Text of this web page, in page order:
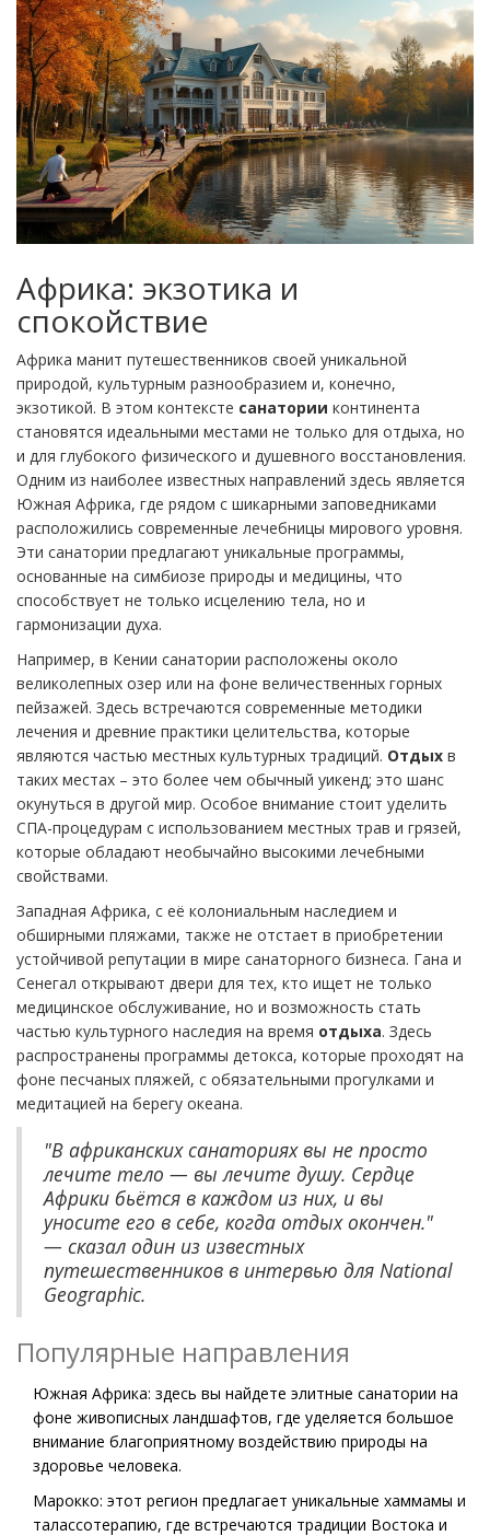
Африка: экзотика и
спокойствие
Африка манит путешественников своей уникальной
природой, культурным разнообразием и, конечно,
экзотикой. В этом контексте санатории континента
становятся идеальными местами не только для отдыха, но
и для глубокого физического и душевного восстановления.
Одним из наиболее известных направлений здесь является
Южная Африка, где рядом с шикарными заповедниками
расположились современные лечебницы мирового уровня.
Эти санатории предлагают уникальные программы,
основанные на симбиозе природы и медицины, что
способствует не только исцелению тела, но и
гармонизации духа.
Например, в Кении санатории расположены около
великолепных озер или на фоне величественных горных
пейзажей. Здесь встречаются современные методики
лечения и древние практики целительства, которые
являются частью местных культурных традиций. Отдых в
таких местах – это более чем обычный уикенд; это шанс
окунуться в другой мир. Особое внимание стоит уделить
СПА-процедурам с использованием местных трав и грязей,
которые обладают необычайно высокими лечебными
свойствами.
Западная Африка, с её колониальным наследием и
обширными пляжами, также не отстает в приобретении
устойчивой репутации в мире санаторного бизнеса. Гана и
Сенегал открывают двери для тех, кто ищет не только
медицинское обслуживание, но и возможность стать
частью культурного наследия на время отдыха. Здесь
распространены программы детокса, которые проходят на
фоне песчаных пляжей, с обязательными прогулками и
медитацией на берегу океана.
"В африканских санаториях вы не просто
лечите тело — вы лечите душу. Сердце
Африки бьётся в каждом из них, и вы
уносите его в себе, когда отдых окончен."
— сказал один из известных
путешественников в интервью для National
Geographic.
Популярные направления
Южная Африка: здесь вы найдете элитные санатории на
фоне живописных ландшафтов, где уделяется большое
внимание благоприятному воздействию природы на
здоровье человека.
Марокко: этот регион предлагает уникальные хаммамы и
талассотерапию, где встречаются традиции Востока и